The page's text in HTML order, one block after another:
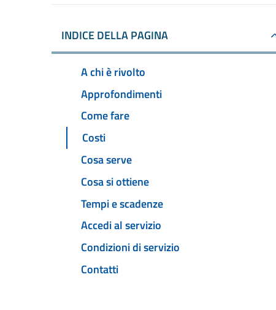
INDICE DELLA PAGINA
A chi è rivolto
Approfondimenti
Come fare
Costi
Cosa serve
Cosa si ottiene
Tempi e scadenze
Accedi al servizio
Condizioni di servizio
Contatti